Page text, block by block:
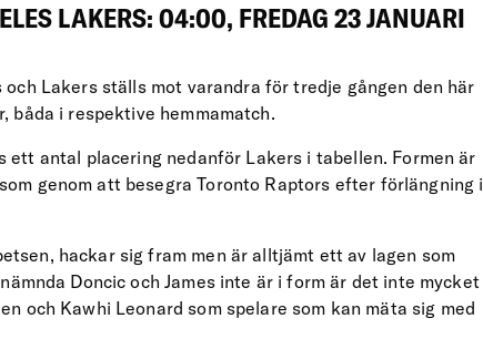
LAKERS: 04:00, FREDAG 23 JANUARI
Lakers ställs mot varandra för tredje gången den här
båda i respektive hemmamatch.
ett antal placering nedanför Lakers i tabellen. Formen är
genom att besegra Toronto Raptors efter förlängning i
hackar sig fram men är alltjämt ett av lagen som
Doncic och James inte är i form är det inte mycket
och Kawhi Leonard som spelare som kan mäta sig med